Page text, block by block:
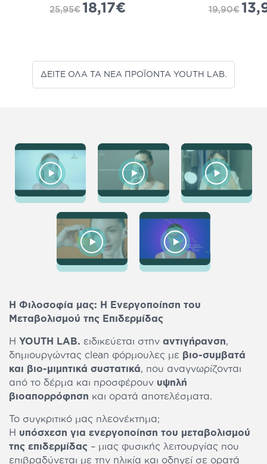
25,95€ 18,17€ 19,90€
ΔΕΙΤΕ ΟΛΑ ΤΑ ΝΕΑ ΠΡΟΪΟΝΤΑ YOUTH LAB.
Η Φιλοσοφία μας: Η Ενεργοποίηση του
Μεταβολισμού της Επιδερμίδας
Η YOUTH LAB. ειδικεύεται στην αντιγήρανση,
δημιουργώντας clean φόρμουλες με βιο-συμβατά
και βιο-μιμητικά συστατικά, που αναγνωρίζονται
από το δέρμα και προσφέρουν υψηλή
βιοαπορρόφηση και ορατά αποτελέσματα.
Το συγκριτικό μας πλεονέκτημα;
Η υπόσχεση για ενεργοποίηση του μεταβολισμού
της επιδερμίδας – μιας φυσικής λειτουργίας που
επιβραδύνεται με την ηλικία και οδηγεί σε ορατά